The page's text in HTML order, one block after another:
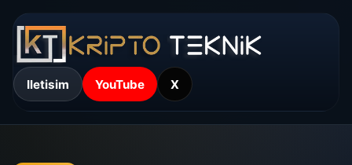
Iletisim YouTube X